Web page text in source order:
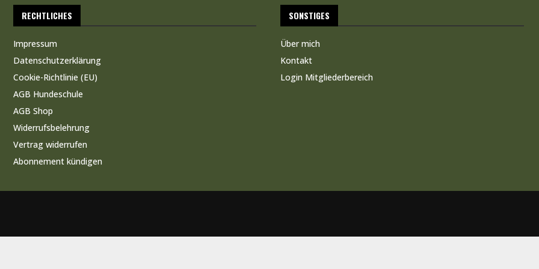
RECHTLICHES
Impressum
Datenschutzerklärung
Cookie-Richtlinie (EU)
AGB Hundeschule
AGB Shop
Widerrufsbelehrung
Vertrag widerrufen
Abonnement kündigen
SONSTIGES
Über mich
Kontakt
Login Mitgliederbereich